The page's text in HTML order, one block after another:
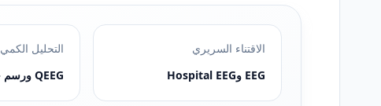
الاقتناء السريري
EEG وHospital EEG
التحليل الكمي
QEEG ورسم خرائط الدماغ